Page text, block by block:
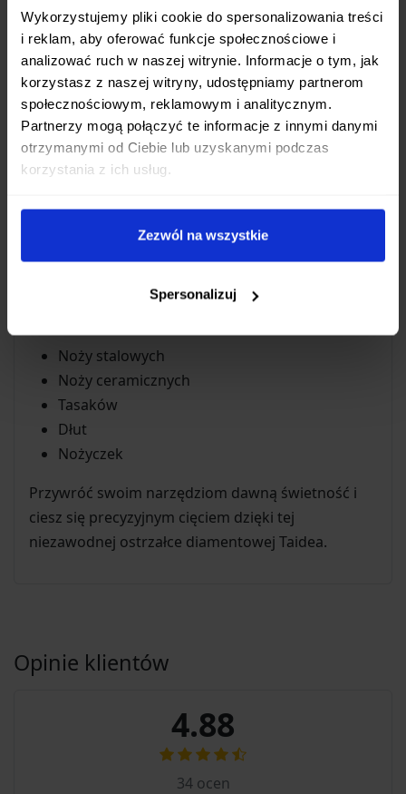
Wykorzystujemy pliki cookie do spersonalizowania treści
i reklam, aby oferować funkcje społecznościowe i
analizować ruch w naszej witrynie. Informacje o tym, jak
korzystasz z naszej witryny, udostępniamy partnerom
społecznościowym, reklamowym i analitycznym.
Partnerzy mogą połączyć te informacje z innymi danymi
otrzymanymi od Ciebie lub uzyskanymi podczas
korzystania z ich usług.
Zezwól na wszystkie
Spersonalizuj
Bezpieczeństwo i Wygoda Użycia
Stabilna, plastikowa obudowa wyposażona jest w
antypoślizgowe stopki. Gwarantuje to
bezpieczne i stabilne położenie ostrzałki na blacie
podczas pracy, minimalizując ryzyko
przypadkowego poślizgu.
Wszechstronne Zastosowanie
Ostrzałka Taidea TG2018 to narzędzie dla
każdego, kto dba o ostrość swoich narzędzi.
Noży stalowych
Noży ceramicznych
Tasaków
Dłut
Nożyczek
Przywróć swoim narzędziom dawną świetność i
ciesz się precyzyjnym cięciem dzięki tej
niezawodnej ostrzałce diamentowej Taidea.
Opinie klientów
4.88
34ocen